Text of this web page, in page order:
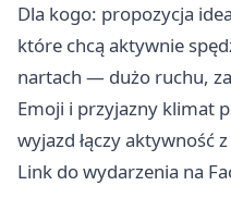
Dla kogo: propozycja
które chcą aktywnie
nartach — dużo ruchu,
Emoji i przyjazny klimat
wyjazd łączy aktywność
Link do wydarzenia na